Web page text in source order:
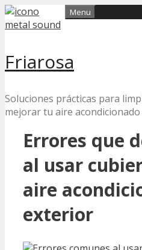
Skip
to
Friarosa
Soluciones prácticas para
mejorar tu aire acondicionado
Menu
Errores que
al usar
aire
exterior